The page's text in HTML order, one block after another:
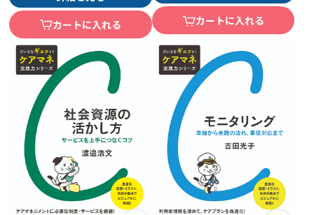
カートに入れる
カートに入れる